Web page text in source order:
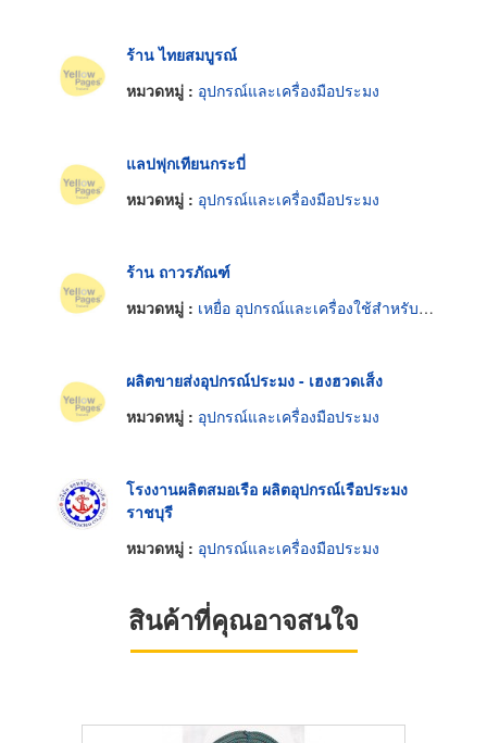
ร้าน ไทยสมบูรณ์
หมวดหมู่ : อุปกรณ์และเครื่องมือประมง
แลปฟุกเทียนกระบี่
หมวดหมู่ : อุปกรณ์และเครื่องมือประมง
ร้าน ถาวรภัณฑ์
หมวดหมู่ : เหยื่อ อุปกรณ์และเครื่องใช้สำหรับตกปลาและตกกุ้ง
ผลิตขายส่งอุปกรณ์ประมง - เฮงฮวดเส็ง
หมวดหมู่ : อุปกรณ์และเครื่องมือประมง
โรงงานผลิตสมอเรือ ผลิตอุปกรณ์เรือประมง
ราชบุรี
หมวดหมู่ : อุปกรณ์และเครื่องมือประมง
สินค้าที่คุณอาจสนใจ